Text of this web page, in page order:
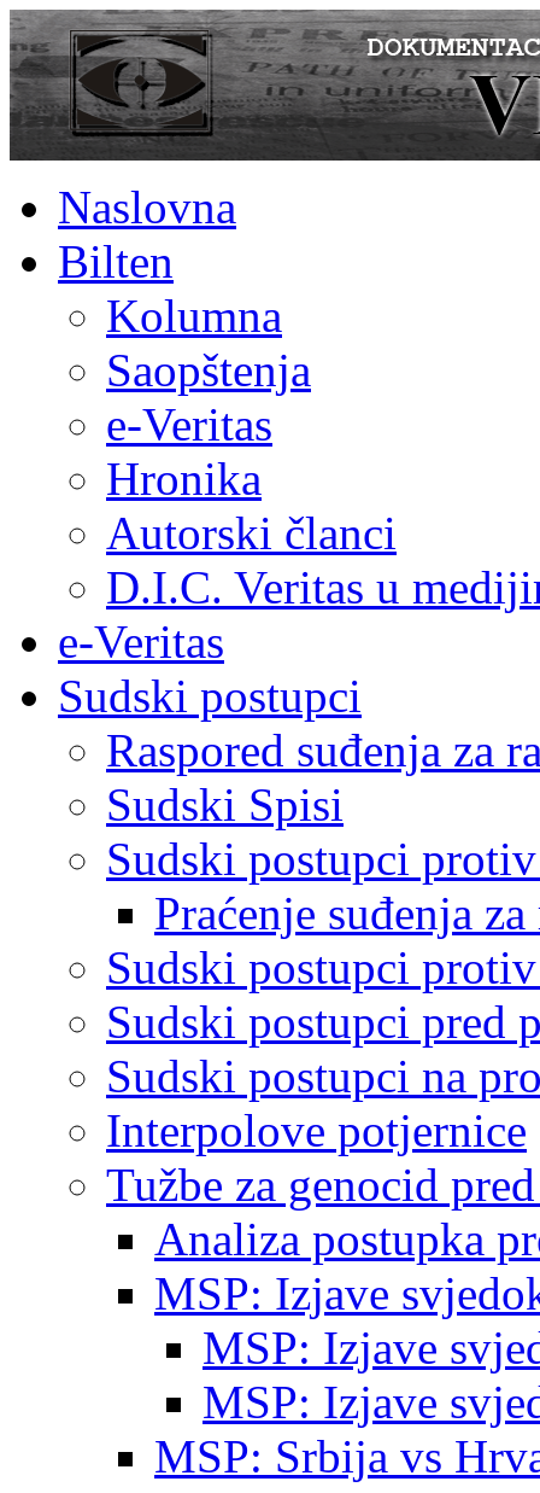
Naslovna
Bilten
Kolumna
Saopštenja
e-Veritas
Hronika
Autorski članci
D.I.C. Veritas u
e-Veritas
Sudski postupci
Raspored suđenja za
Sudski Spisi
Sudski postupci
Praćenje suđenja
Sudski postupci
Sudski postupci pred
Sudski postupci na
Interpolove potjernice
Tužbe za genocid
Analiza postupka
MSP: Izjave
MSP: Izjave
MSP: Izjave
MSP: Srbija vs